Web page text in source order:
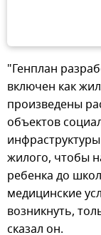
"Генплан
включен как
произведены
объектов
жилого, чтобы
ребенка до
медицинские
возникнуть,
сказал он.